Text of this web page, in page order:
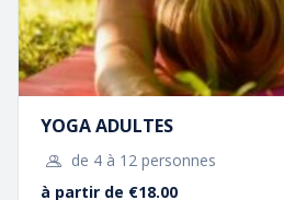
sommes là pour vous faire
notre terrain de jeu favori
Activités multiples
adaptées à tous (groupes limités
accompagnateur)
Cliquer sur le bouton ci-dessous
YOGA ADULTES
de 4 à 12 personnes
à partir de €18.00